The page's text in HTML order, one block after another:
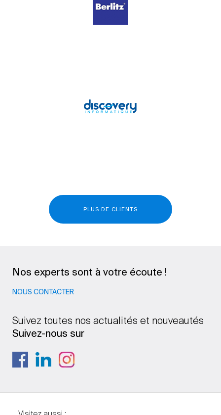
PLUS DE CLIENTS
Nos experts sont à votre écoute !
NOUS CONTACTER
Suivez toutes nos actualités et nouveautés
Suivez-nous sur